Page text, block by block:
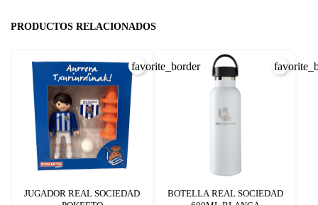
PRODUCTOS RELACIONADOS
JUGADOR REAL SOCIEDAD
favorite_border
BOTELLA REAL SOCIEDAD